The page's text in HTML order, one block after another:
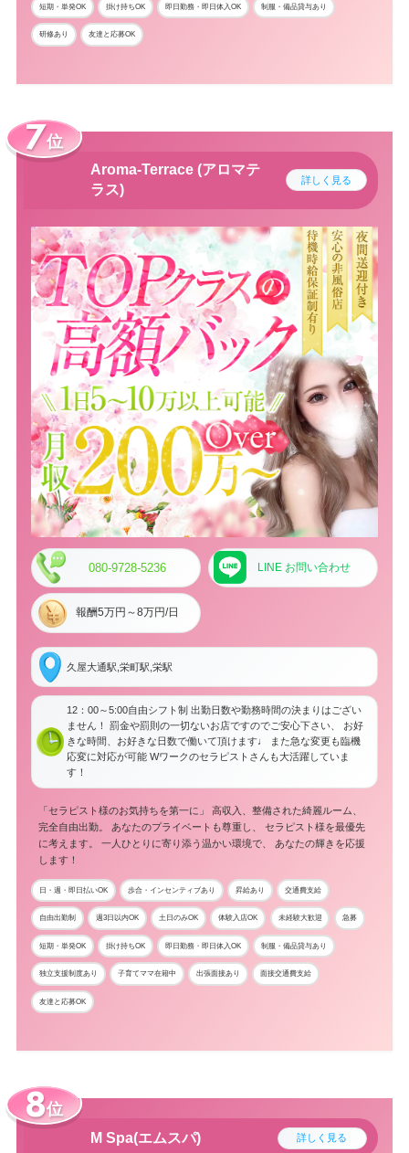
短期・単発OK 掛け持ちOK 即日勤務・即日体入OK 制服・備品貸与あり
研修あり 友達と応募OK
位
Aroma-Terrace (アロマテ
ラス)
詳しく見る
080-9728-5236 LINE お問い合わせ
報酬5万円～8万円/日
久屋大通駅,栄町駅,栄駅
12：00～5:00自由シフト制 出勤日数や勤務時間の決まりはござい
ません！ 罰金や罰則の一切ないお店ですのでご安心下さい、 お好
きな時間、お好きな日数で働いて頂けます♩ また急な変更も臨機
応変に対応が可能 Wワークのセラピストさんも大活躍していま
す！
「セラピスト様のお気持ちを第一に」 高収入、整備された綺麗ルーム、
完全自由出勤。 あなたのプライベートも尊重し、 セラピスト様を最優先
に考えます。 一人ひとりに寄り添う温かい環境で、 あなたの輝きを応援
します！
日・週・即日払いOK 歩合・インセンティブあり 昇給あり 交通費支給
自由出勤制 週3日以内OK 土日のみOK 体験入店OK 未経験大歓迎 急募
短期・単発OK 掛け持ちOK 即日勤務・即日体入OK 制服・備品貸与あり
独立支援制度あり 子育てママ在籍中 出張面接あり 面接交通費支給
友達と応募OK
位
M Spa(エムスパ) 詳しく見る